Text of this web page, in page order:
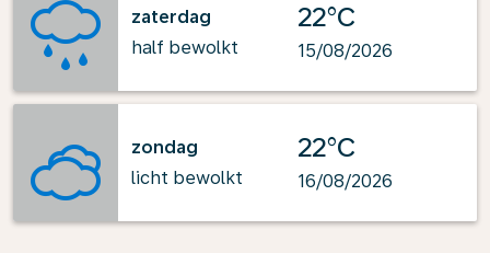
zaterdag
half bewolkt
22°C
15/08/2026
zondag
licht bewolkt
22°C
16/08/2026